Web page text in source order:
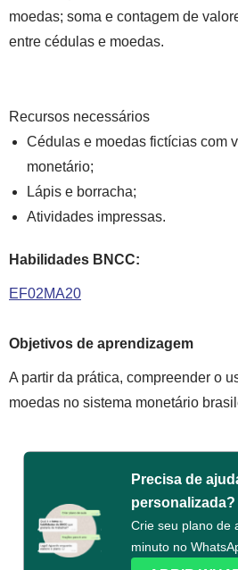
moedas; soma e contagem de
entre cédulas e moedas.
Recursos necessários
Cédulas e moedas fictícias com
monetário;
Lápis e borracha;
Atividades impressas.
Habilidades BNCC:
EF02MA20
Objetivos de aprendizagem
A partir da prática, compreender o
moedas no sistema monetário
Precisa de
personalizada?
Crie seu plano de
minuto no